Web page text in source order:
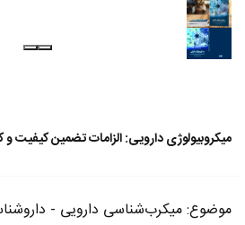
میکروبیولوژی دارویی: الزامات تضمین کیفیت
موضوع: میکرب‌شناسی دارویی -